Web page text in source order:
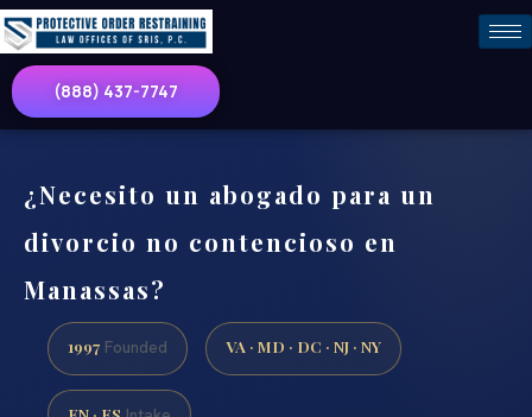
(888) 437-7747
¿Necesito un abogado para un
divorcio no contencioso en
Manassas?
1997 Founded VA · MD · DC · NJ · NY